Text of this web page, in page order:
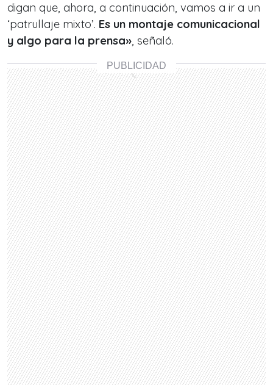
digan que, ahora, a continuación, vamos a ir a un
‘patrullaje mixto’. Es un montaje comunicacional
y algo para la prensa», señaló.